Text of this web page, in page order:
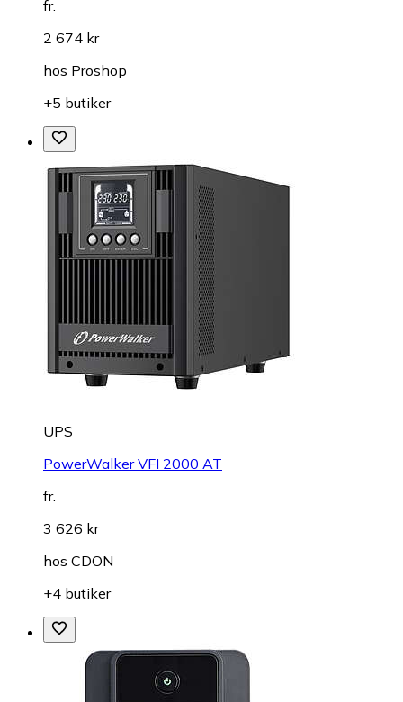
fr.
2 674 kr
hos Proshop
+5 butiker
UPS
PowerWalker VFI 2000 AT
fr.
3 626 kr
hos CDON
+4 butiker